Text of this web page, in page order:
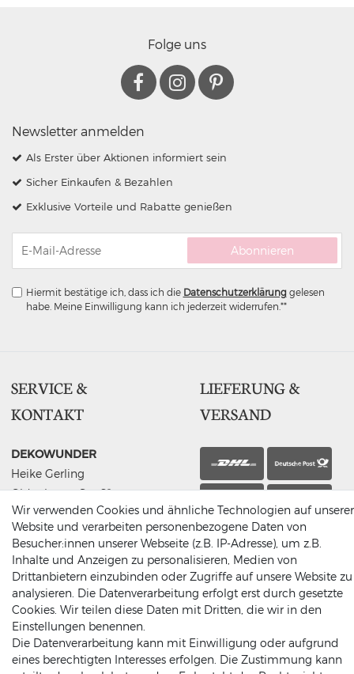
Folge uns
Newsletter anmelden
Als Erster über Aktionen informiert sein
Sicher Einkaufen & Bezahlen
Exklusive Vorteile und Rabatte genießen
Abonnieren
Hiermit bestätige ich, dass ich die Daten­schutz­erklärunggelesen
habe. Meine Einwilligung kann ich jederzeit widerrufen.**
SERVICE &
KONTAKT
DEKOWUNDER
Heike Gerling
Oldenkotter Str. 69
48691 Vreden
Germany
(0049) 2564 / 950 90 00
info@dekowunder.de
LIEFERUNG &
VERSAND
ZAHLUNGSARTEN INFORMATIONEN
Wir verwenden Cookies und ähnliche Technologien auf unserer
Website und verarbeiten personenbezogene Daten von
Besucher:innen unserer Webseite (z.B. IP-Adresse), um z.B.
Inhalte und Anzeigen zu personalisieren, Medien von
Drittanbietern einzubinden oder Zugriffe auf unsere Website zu
analysieren. Die Datenverarbeitung erfolgt erst durch gesetzte
Cookies. Wir teilen diese Daten mit Dritten, die wir in den
Einstellungen benennen.
Die Datenverarbeitung kann mit Einwilligung oder aufgrund
eines berechtigten Interesses erfolgen. Die Zustimmung kann